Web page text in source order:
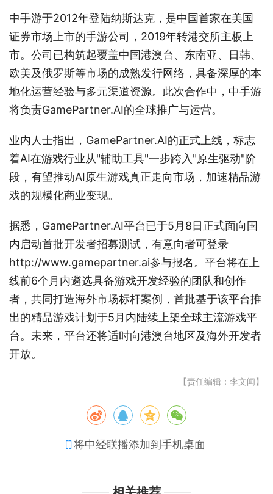
中手游于2012年登陆纳斯达克，是中国首家在美国
证券市场上市的手游公司，2019年转港交所主板上
市。公司已构筑起覆盖中国港澳台、东南亚、日韩、
欧美及俄罗斯等市场的成熟发行网络，具备深厚的本
地化运营经验与多元渠道资源。此次合作中，中手游
将负责GamePartner.AI的全球推广与运营。
业内人士指出，GamePartner.AI的正式上线，标志
着AI在游戏行业从"辅助工具"一步跨入"原生驱动"阶
段，有望推动AI原生游戏真正走向市场，加速精品游
戏的规模化商业变现。
据悉，GamePartner.AI平台已于5月8日正式面向国
内启动首批开发者招募测试，有意向者可登录
http://www.gamepartner.ai参与报名。平台将在上
线前6个月内遴选具备游戏开发经验的团队和创作
者，共同打造海外市场标杆案例，首批基于该平台推
出的精品游戏计划于5月内陆续上架全球主流游戏平
台。未来，平台还将适时向港澳台地区及海外开发者
开放。
【责任编辑：李文闻】
将中经联播添加到手机桌面